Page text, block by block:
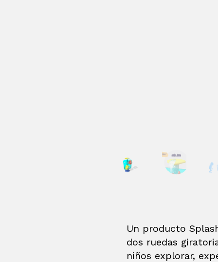
Un producto
dos ruedas
niños explorar,